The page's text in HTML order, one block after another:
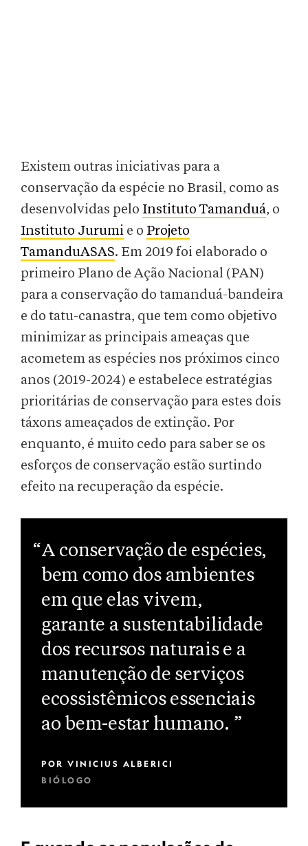
Existem outras iniciativas para a
conservação da espécie no Brasil, como as
desenvolvidas pelo Instituto Tamanduá, o
Instituto Jurumi e o Projeto
TamanduASAS. Em 2019 foi elaborado o
primeiro Plano de Ação Nacional (PAN)
para a conservação do tamanduá-bandeira
e do tatu-canastra, que tem como objetivo
minimizar as principais ameaças que
acometem as espécies nos próximos cinco
anos (2019-2024) e estabelece estratégias
prioritárias de conservação para estes dois
táxons ameaçados de extinção. Por
enquanto, é muito cedo para saber se os
esforços de conservação estão surtindo
efeito na recuperação da espécie.
“A conservação de espécies,
bem como dos ambientes
em que elas vivem,
garante a sustentabilidade
dos recursos naturais e a
manutenção de serviços
ecossistêmicos essenciais
ao bem-estar humano. ”
POR VINICIUS ALBERICI
BIÓLOGO